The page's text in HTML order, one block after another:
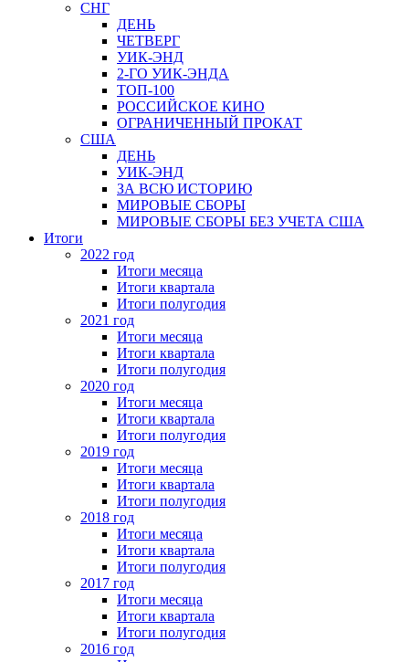
СНГ
ДЕНЬ
ЧЕТВЕРГ
УИК-ЭНД
2-ГО УИК-ЭНДА
ТОП-100
РОССИЙСКОЕ КИНО
ОГРАНИЧЕННЫЙ ПРОКАТ
США
ДЕНЬ
УИК-ЭНД
ЗА ВСЮ ИСТОРИЮ
МИРОВЫЕ СБОРЫ
МИРОВЫЕ СБОРЫ БЕЗ УЧЕТА США
Итоги
2022 год
Итоги месяца
Итоги квартала
Итоги полугодия
2021 год
Итоги месяца
Итоги квартала
Итоги полугодия
2020 год
Итоги месяца
Итоги квартала
Итоги полугодия
2019 год
Итоги месяца
Итоги квартала
Итоги полугодия
2018 год
Итоги месяца
Итоги квартала
Итоги полугодия
2017 год
Итоги месяца
Итоги квартала
Итоги полугодия
2016 год